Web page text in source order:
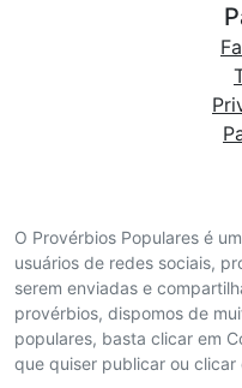
O Provérbios Populares é
usuários de redes sociais,
serem enviadas e
provérbios, dispomos de
populares, basta clicar em
que quiser publicar ou clicar